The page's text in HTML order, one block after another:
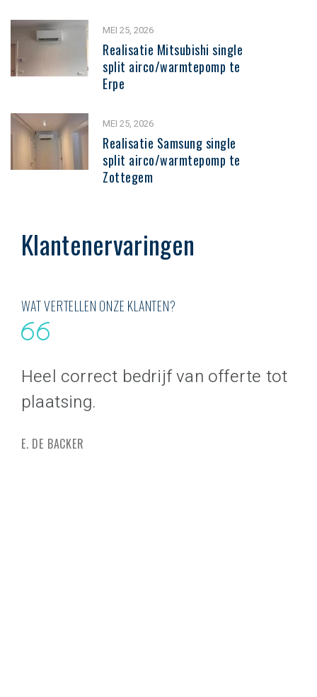
MEI 25, 2026
Realisatie Mitsubishi single
split airco/warmtepomp te
Erpe
MEI 25, 2026
Realisatie Samsung single
split airco/warmtepomp te
Zottegem
Klantenervaringen
WAT VERTELLEN ONZE KLANTEN?
Heel correct bedrijf van offerte tot
plaatsing.
E. DE BACKER